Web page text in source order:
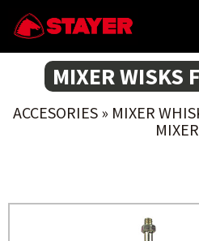
MIXER WISKS
ACCESORIES » MIXER